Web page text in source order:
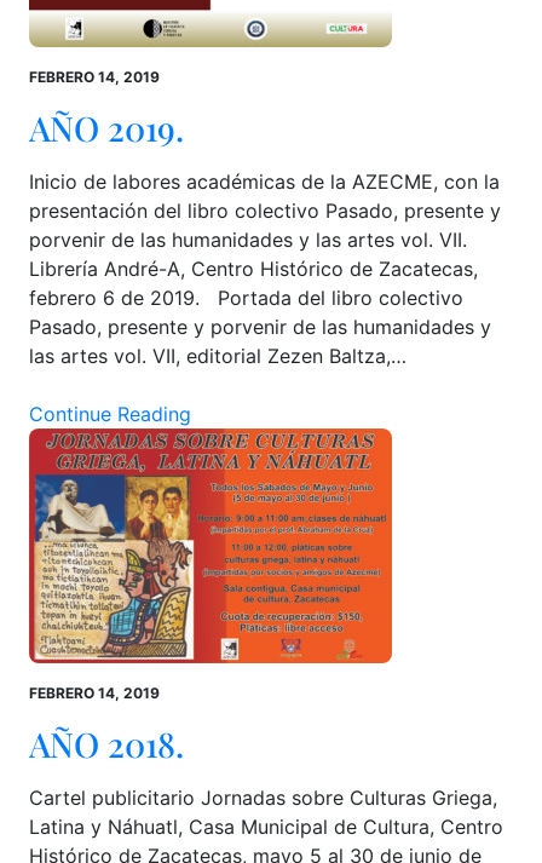
FEBRERO 14, 2019
AÑO 2019.
Inicio de labores académicas de la AZECME, con la
presentación del libro colectivo Pasado, presente y
porvenir de las humanidades y las artes vol. VII.
Librería André-A, Centro Histórico de Zacatecas,
febrero 6 de 2019. Portada del libro colectivo
Pasado, presente y porvenir de las humanidades y
las artes vol. VII, editorial Zezen Baltza,…
Continue Reading
FEBRERO 14, 2019
AÑO 2018.
Cartel publicitario Jornadas sobre Culturas Griega,
Latina y Náhuatl, Casa Municipal de Cultura, Centro
Histórico de Zacatecas, mayo 5 al 30 de junio de